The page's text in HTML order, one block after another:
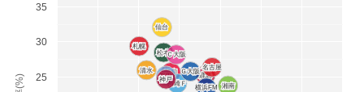
札幌
札幌
仙台
仙台
鹿島
鹿島
浦和
浦和
川崎Ｆ
川崎Ｆ
横浜FM
横浜FM 湘南
湘南
松本
松本
清水
清水
磐田
磐田
名古屋
名古屋
Ｇ大阪
Ｇ大阪
Ｃ大阪
Ｃ大阪
神戸
神戸
25
30
35